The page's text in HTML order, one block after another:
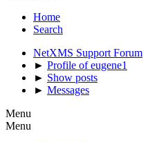
Home
Search
NetXMS Support Forum
► Profile of eugene1
► Show posts
► Messages
Menu
Menu